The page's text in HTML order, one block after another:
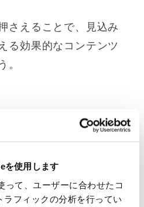
を使用します
って、ユーザーに合わせたコ
ラフィックの分析を行ってい
さえることで、見込み
る効果的なコンテンツ
。
値